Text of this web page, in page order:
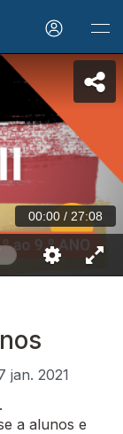
00:00 / 27:08
jan. 2021
a alunos e